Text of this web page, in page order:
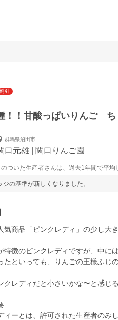
引
！！甘酸っぱいりんご
群馬県沼田市
口元雄 | 関口りんご園
ついた生産者さんは、過去1年間で平均
ジの基準が新しくなりました。
気商品「ピンクレディ」の少し大
特徴のピンクレディですが、中に
たといっても、りんごの王様ふじ
クレディだと小さいかな〜と感じ
ィーとは、許可された生産者のみ